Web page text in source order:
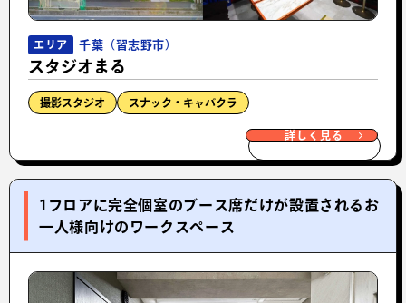
エリア 千葉（習志野市）
スタジオまる
撮影スタジオ スナック・キャバクラ
詳しく見る
1フロアに完全個室のブース席だけが設置されるお
一人様向けのワークスペース